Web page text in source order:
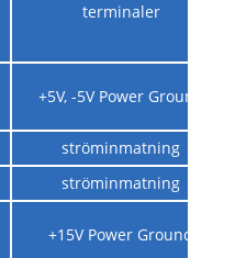
terminaler
+5V, -5V Power Ground
ströminmatning
ströminmatning
+15V Power Ground